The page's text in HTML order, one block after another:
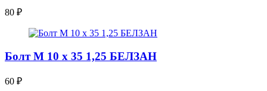
80 ₽
Болт М 10 х 35 1,25 БЕЛЗАН
60 ₽